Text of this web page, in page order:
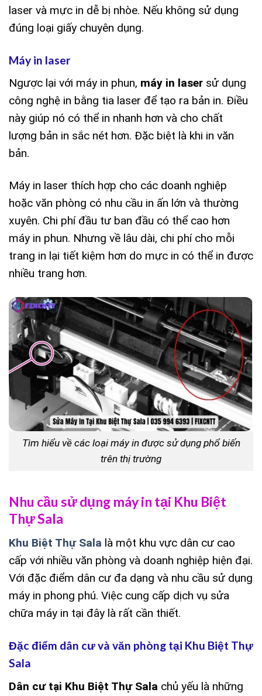
laser và mực in dễ bị nhòe. Nếu không sử dụng
đúng loại giấy chuyên dụng.
Máy in laser
Ngược lại với máy in phun, máy in laser sử dụng
công nghệ in bằng tia laser để tạo ra bản in. Điều
này giúp nó có thể in nhanh hơn và cho chất
lượng bản in sắc nét hơn. Đặc biệt là khi in văn
bản.
Máy in laser thích hợp cho các doanh nghiệp
hoặc văn phòng có nhu cầu in ấn lớn và thường
xuyên. Chi phí đầu tư ban đầu có thể cao hơn
máy in phun. Nhưng về lâu dài, chi phí cho mỗi
trang in lại tiết kiệm hơn do mực in có thể in được
nhiều trang hơn.
Tìm hiểu về các loại máy in được sử dụng phổ biến
trên thị trường
Nhu cầu sử dụng máy in tại Khu Biệt
Thự Sala
Khu Biệt Thự Sala là một khu vực dân cư cao
cấp với nhiều văn phòng và doanh nghiệp hiện đại.
Với đặc điểm dân cư đa dạng và nhu cầu sử dụng
máy in phong phú. Việc cung cấp dịch vụ sửa
chữa máy in tại đây là rất cần thiết.
Đặc điểm dân cư và văn phòng tại Khu Biệt Thự
Sala
Dân cư tại Khu Biệt Thự Sala chủ yếu là những